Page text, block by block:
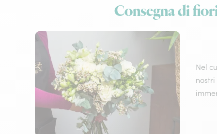
Consegna di
Nel